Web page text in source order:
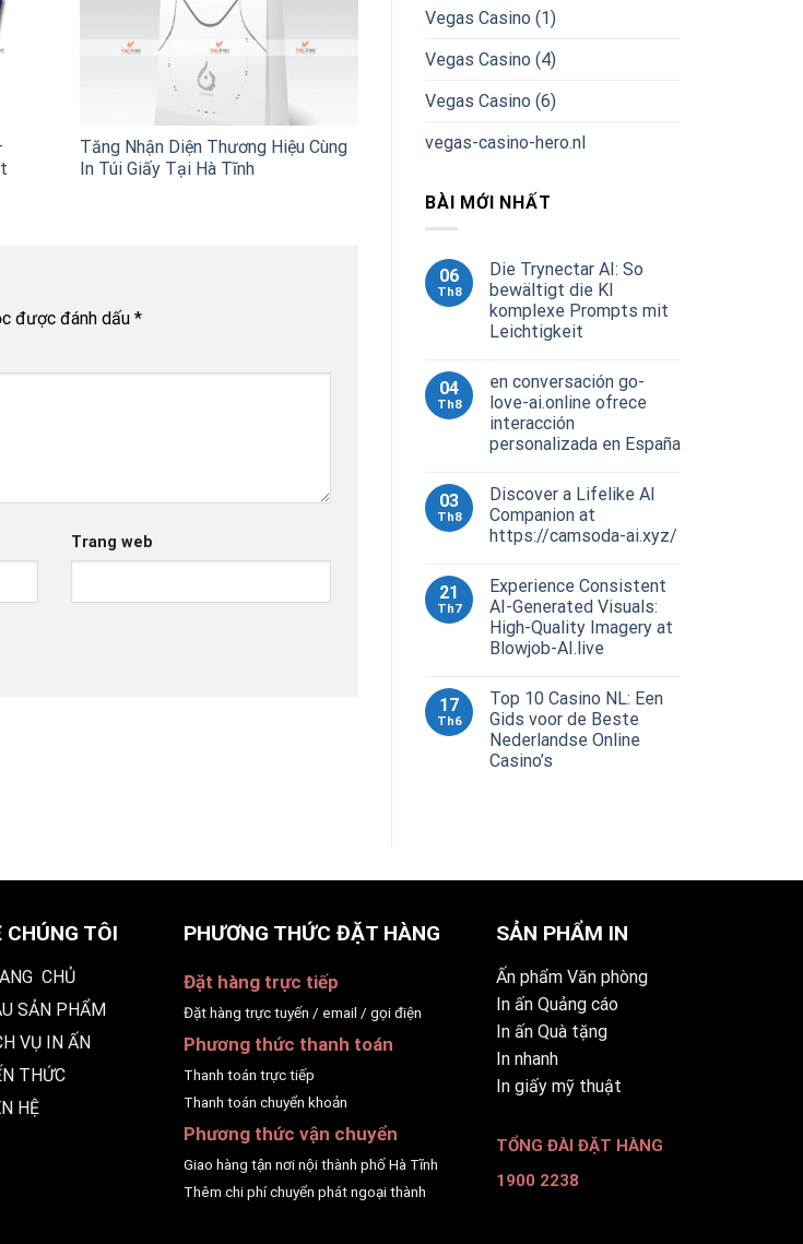
Tăng Nhận Diện Thương Hiệu Cùng
In Túi Giấy Tại Hà Tĩnh
được đánh dấu *
Trang web
Vegas Casino (1)
Vegas Casino (4)
Vegas Casino (6)
vegas-casino-hero.nl
BÀI MỚI NHẤT
06
Th8
Die Trynectar AI: So
bewältigt die KI
komplexe Prompts mit
Leichtigkeit
04
Th8
en conversación go-
love-ai.online ofrece
interacción
personalizada en España
03
Th8
Discover a Lifelike AI
Companion at
https://camsoda-ai.xyz/
21
Th7
Experience Consistent
AI-Generated Visuals:
High-Quality Imagery at
Blowjob-AI.live
17
Th6
Top 10 Casino NL: Een
Gids voor de Beste
Nederlandse Online
Casino’s
CHÚNG TÔI
CHỦ
SẢN PHẨM
VỤ IN ẤN
THỨC
HỆ
PHƯƠNG THỨC ĐẶT HÀNG
Đặt hàng trực tiếp
Đặt hàng trực tuyến / email / gọi điện
Phương thức thanh toán
Thanh toán trực tiếp
Thanh toán chuyển khoản
Phương thức vận chuyển
Giao hàng tận nơi nội thành phố Hà Tĩnh
Thêm chi phí chuyển phát ngoại thành
SẢN PHẨM IN
Ấn phẩm Văn phòng
In ấn Quảng cáo
In ấn Quà tặng
In nhanh
In giấy mỹ thuật
TỔNG ĐÀI ĐẶT HÀNG
1900 2238